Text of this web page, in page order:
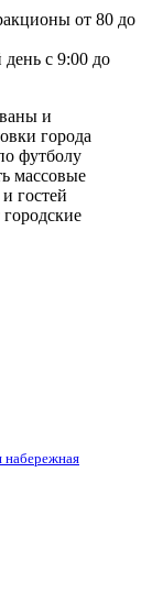
от 80 до
с 9:00 до
и
города
футболу
массовые
гостей
набережная